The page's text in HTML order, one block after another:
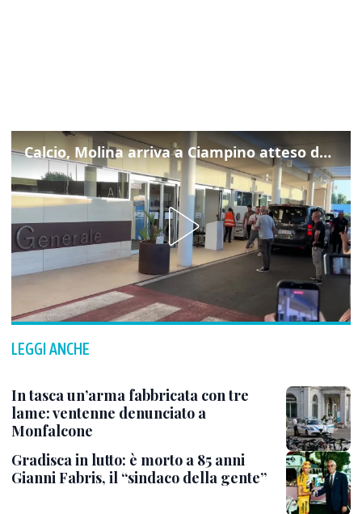
Calcio, Molina arriva a Ciampino atteso dalla Roma
LEGGI ANCHE
In tasca un’arma fabbricata con tre
lame: ventenne denunciato a
Monfalcone
Gradisca in lutto: è morto a 85 anni
Gianni Fabris, il “sindaco della gente”